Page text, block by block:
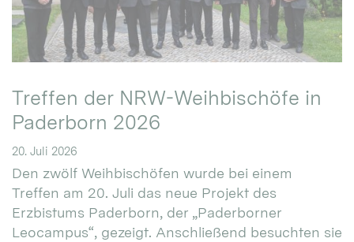
Treffen der NRW-Weihbischöfe in
Paderborn 2026
20. Juli 2026
Den zwölf Weihbischöfen wurde bei einem
Treffen am 20. Juli das neue Projekt des
Erzbistums Paderborn, der „Paderborner
Leocampus“, gezeigt. Anschließend besuchten sie